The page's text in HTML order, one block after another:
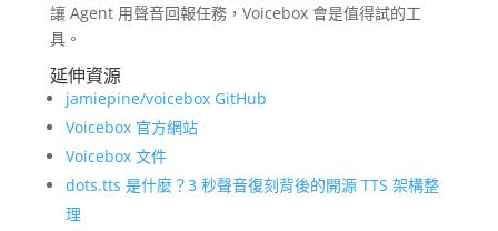
讓 Agent 用聲音回報任務，Voicebox 會是值得試的工
具。
延伸資源
jamiepine/voicebox GitHub
Voicebox 官方網站
Voicebox 文件
dots.tts 是什麼？3 秒聲音復刻背後的開源 TTS 架構整
理